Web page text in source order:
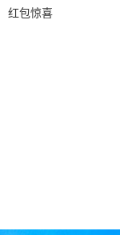
红包惊喜